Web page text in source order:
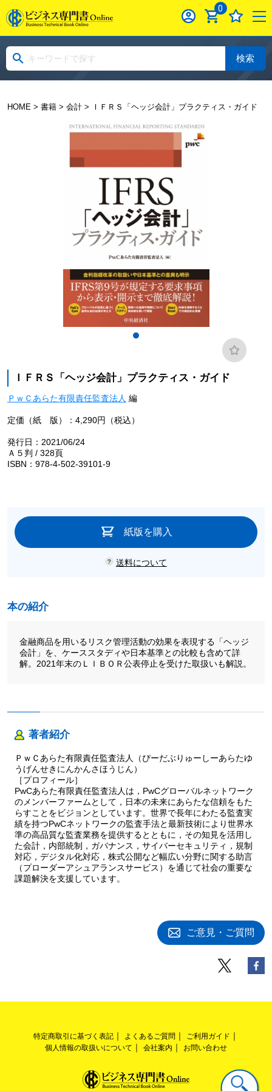
0
検索
HOME> 書籍> 会計> ＩＦＲＳ「ヘッジ会計」プラクティス・ガイド
ＩＦＲＳ「ヘッジ会計」プラクティス・ガイド
ＰｗＣあらた有限責任監査法人 編
定価（紙 版）：4,290円（税込）
発行日：2021/06/24
Ａ５判 / 328頁
ISBN：978-4-502-39101-9
紙版を購入
送料について
本の紹介
金融商品を用いるリスク管理活動の効果を表現する「ヘッジ
会計」を、ケーススタディや日本基準との比較も含めて詳
解。2021年末のＬＩＢＯＲ公表停止を受けた取扱いも解説。
著者紹介
ＰｗＣあらた有限責任監査法人（ぴーだぶりゅーしーあらたゆ
うげんせきにんかんさほうじん）
［プロフィール］
PwCあらた有限責任監査法人は，PwCグローバルネットワーク
のメンバーファームとして，日本の未来にあらたな信頼をもた
らすことをビジョンとしています。世界で長年にわたる監査実
績を持つPwCネットワークの監査手法と最新技術により世界水
準の高品質な監査業務を提供するとともに，その知見を活用し
た会計，内部統制，ガバナンス，サイバーセキュリティ，規制
対応，デジタル化対応，株式公開など幅広い分野に関する助言
（プローダーアシュアランスサービス）を通じて社会の重要な
課題解決を支援しています。
ご意見・ご質問
特定商取引に基づく表記 よくあるご質問
ご利用ガイド
個人情報の取扱いについて
会社案内 お問い合わせ